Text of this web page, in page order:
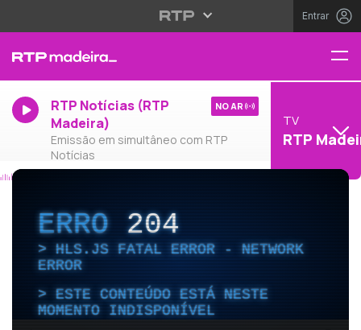
Entrar
RTP Notícias (RTP
Madeira)
Emissão em simultâneo com RTP
Notícias
NO AR
TV
RTP
ERRO204
HLS.JS FATAL ERROR - NETWORK
ERROR
ESTE CONTEÚDO ESTÁ NESTE
MOMENTO INDISPONÍVEL